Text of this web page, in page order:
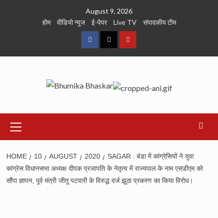
August 9, 2026
होम
वीडियो न्यूज ई-पेपर Live TV संपादकीय टीम
FacebookTwitterYoutube
Menu
HOME 10 AUGUST 2020
SAGAR : बंडा में कांग्रेसियों ने युवा
कांग्रेस विधानसभा अध्यक्ष दीपक प्रजापति के नेतृत्व में राज्यपाल के नाम एसडीएम को
सौंपा ज्ञापन, पूर्व मंत्री जीतू पटवारी के विरुद्ध दर्ज झूठा प्रकरण का किया विरोध।